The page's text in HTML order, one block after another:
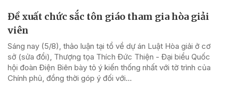
Đề xuất chức sắc tôn giáo tham gia hòa giải
viên
Sáng nay (5/8), thảo luận tại tổ về dự án Luật Hòa giải ở cơ
sở (sửa đổi), Thượng tọa Thích Đức Thiện - Đại biểu Quốc
hội đoàn Điện Biên bày tỏ ý kiến thống nhất với tờ trình của
Chính phủ, đồng thời góp ý đối với...